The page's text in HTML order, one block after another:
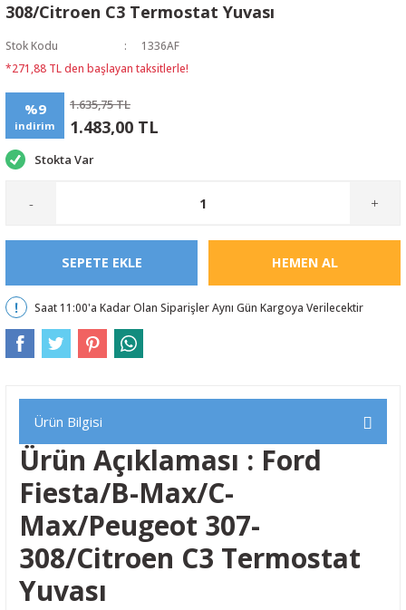
308/Citroen C3 Termostat Yuvası
Stok Kodu
1336AF
*271,88 TL den başlayan taksitlerle!
%9
indirim
1.635,75 TL
1.483,00 TL
Stokta Var
- +
SEPETE EKLE HEMEN AL
Saat 11:00'a Kadar Olan Siparişler Aynı Gün Kargoya Verilecektir
Ürün Bilgisi
Ürün Açıklaması : Ford
Fiesta/B-Max/C-
Max/Peugeot 307-
308/Citroen C3 Termostat
Yuvası